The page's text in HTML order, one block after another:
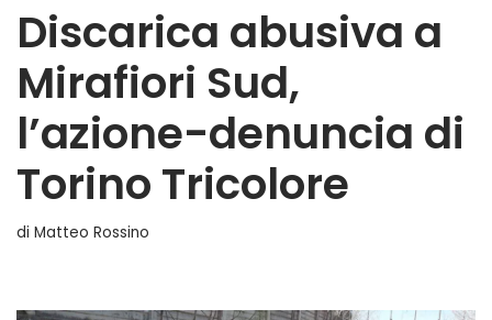
Discarica abusiva a
Mirafiori Sud,
l’azione-denuncia di
Torino Tricolore
di Matteo Rossino